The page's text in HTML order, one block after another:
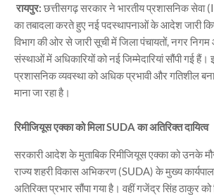
रायपुर: छत्तीसगढ़ सरकार ने भारतीय प्रशासनिक सेवा
का तबादला करते हुए नई पदस्थापनाओं के आदेश जारी
विभाग की ओर से जारी सूची में जिला पंचायतों, नगर निगम
संस्थाओं में अधिकारियों को नई जिम्मेदारियां सौंपी गई
प्रशासनिक व्यवस्था को अधिक प्रभावी और गतिशील
माना जा रहा है।
रिमीजियूस एक्का को मिला SUDA का अतिरिक्त दायित्व
सरकारी आदेश के मुताबिक रिमीजियूस एक्का को उनके
राज्य शहरी विकास अभिकरण (SUDA) के मुख्य
अतिरिक्त प्रभार सौंपा गया है। वहीं गजेंद्र सिंह ठाकुर